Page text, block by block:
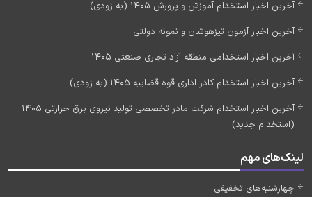
آخرین اخبار استخدام آموزش و پرورش 1405 (به زودی)
آخرین اخبار آزمون تیزهوشان و نمونه دولتی
آخرین اخبار استخدامی منطقه آزاد تجاری صنعتی 1405
آخرین اخبار استخدام کادر اداری قوه قضاییه 1405 (به زودی)
آخرین اخبار استخدام شرکت مادر تخصصی تولید نیروی برق حرارتی 1405
(استخدام جدید)
لینک‌های مهم
چهارشنبه‌های تخفیفی